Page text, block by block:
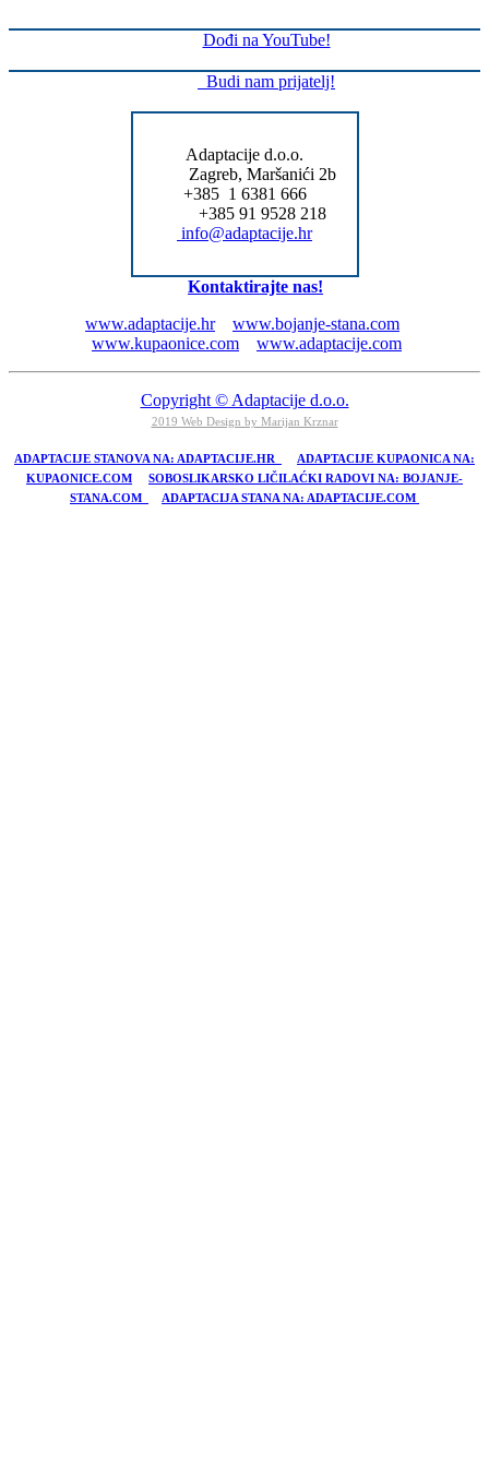
Dođi na YouTube!
Budi nam prijatelj!
Adaptacije d.o.o.
Zagreb, Maršanići 2b
+385 1 6381 666
+385 91 9528 218
info@adaptacije.hr
Kontaktirajte nas!
www.adaptacije.hr
www.bojanje-stana.com
www.kupaonice.com
www.adaptacije.com
Copyright © Adaptacije d.o.o.
2019 Web Design by Marijan Krznar
ADAPTACIJE STANOVA NA: ADAPTACIJE.HR
ADAPTACIJE KUPAONICA NA:
KUPAONICE.COM
SOBOSLIKARSKO LIČILAĆKI RADOVI NA: BOJANJE-
STANA.COM
ADAPTACIJA STANA NA: ADAPTACIJE.COM